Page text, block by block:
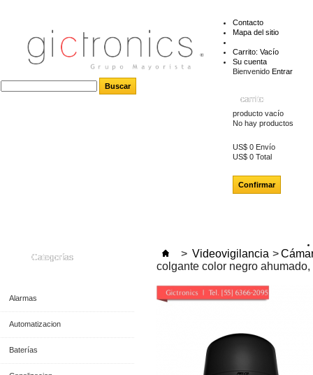
Contacto
Mapa del sitio
Carrito: Vacío
Su cuenta
Bienvenido Entrar
carrito
producto vacío
No hay productos
US$ 0 Envío
US$ 0 Total
Confirmar
Categorías
Alarmas
Automatizacion
Baterías
> Videovigilancia >
colgante color negro